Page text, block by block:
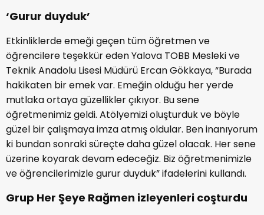
‘Gurur duyduk’
Etkinliklerde emeği geçen tüm öğretmen ve
öğrencilere teşekkür eden Yalova TOBB Mesleki ve
Teknik Anadolu Lisesi Müdürü Ercan Gökkaya, “Burada
hakikaten bir emek var. Emeğin olduğu her yerde
mutlaka ortaya güzellikler çıkıyor. Bu sene
öğretmenimiz geldi. Atölyemizi oluşturduk ve böyle
güzel bir çalışmaya imza atmış oldular. Ben inanıyorum
ki bundan sonraki süreçte daha güzel olacak. Her sene
üzerine koyarak devam edeceğiz. Biz öğretmenimizle
ve öğrencilerimizle gurur duyduk” ifadelerini kullandı.
Grup Her Şeye Rağmen izleyenleri coşturdu